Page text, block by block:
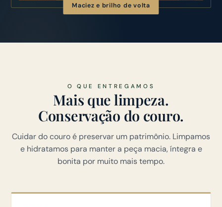
Maciez e brilho de volta
O QUE ENTREGAMOS
Mais que limpeza.
Conservação do couro.
Cuidar do couro é preservar um patrimônio. Limpamos
e hidratamos para manter a peça macia, íntegra e
bonita por muito mais tempo.